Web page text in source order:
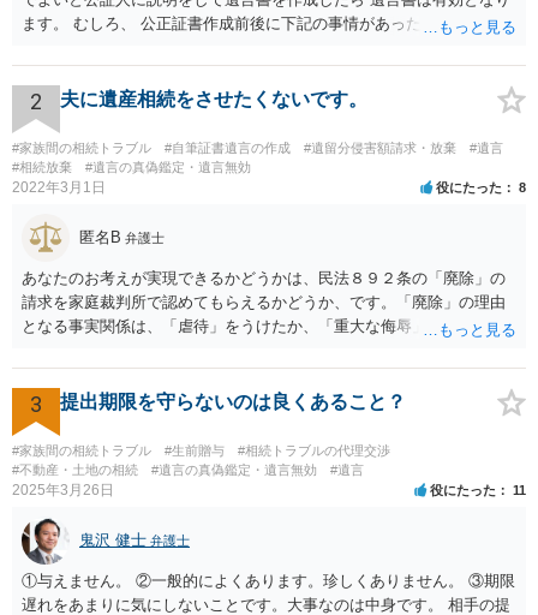
ます。 むしろ、 公正証書作成前後に下記の事情があったことが証明で
月に携帯が新しくなった母からの第一声は「ここにいたら殺される」
「面会に来てくれ」で、長男に聞くと「面会は出来ない。俺は携帯電
話の使い方を教える為に会っている」「母の話は聞かなくて良い」と
電話が切れました。その後の電話でも「食事に毒が入っている」「体
にチップが埋められている」等、おかしかったです。 当時の診療記
録、介護認定の資料、介護記録を取得して 弁護士に面談で相談された
2 夫に遺産相続をさせたくないです。
#家族間の相続トラブル #自筆証書遺言の作成 #遺留分侵害額請求・放棄
#遺言
#相続放棄
#遺言の真偽鑑定・遺言無効
2022年3月1日 役にたった 8
匿名B 弁護士
あなたのお考えが実現できるかどうかは、民法８９２条の「廃除」の
請求を家庭裁判所で認めてもらえるかどうか、です。「廃除」の理由
となる事実関係は、「虐待」をうけたか、「重大な侮辱」を受けた
「廃除」は遺言でも可能です（民法８９３条）。 弁護士に具体的な事
情を話して相談して、「廃除」が可能か、実際に法律相談を受けるこ
とをお勧めします。
3 提出期限を守らないのは良くあること？
#家族間の相続トラブル #生前贈与
#相続トラブルの代理交渉
#不動産・土地の相続
#遺言の真偽鑑定・遺言無効 #遺言
2025年3月26日 役にたった 11
鬼沢 健士 弁護士
①与えません。 ②一般的によくあります。珍しくありません。 ③期限
遅れをあまりに気にしないことです。大事なのは中身です。 相手の提